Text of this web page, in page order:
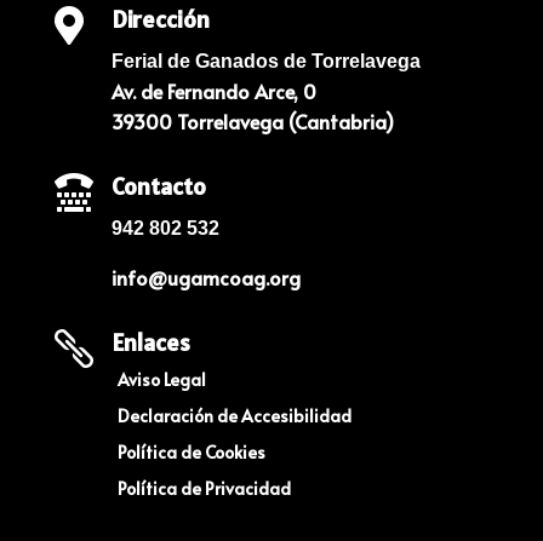
 Dirección
Ferial de Ganados de Torrelavega
Av. de Fernando Arce, 0
39300 Torrelavega (Cantabria)
 Contacto
942 802 532
info@ugamcoag.org
 Enlaces
Aviso Legal
Declaración de Accesibilidad
Política de Cookies
Política de Privacidad